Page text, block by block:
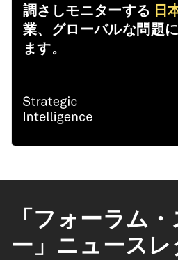
調さしモニターする 日
業、グローバルな問題
ます。
「フォーラム
ー」ニュースレ